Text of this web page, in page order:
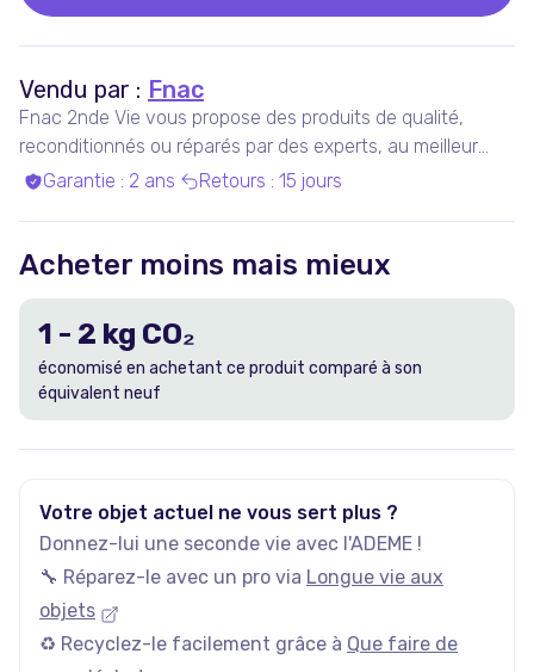
Vendu par : Fnac
Fnac 2nde Vie vous propose des produits de qualité,
reconditionnés ou réparés par des experts, au meilleur
prix.Garantie : 2 ans Retours : 15 jours
Acheter moins mais mieux
1 - 2 kg CO₂
économisé en achetant ce produit comparé à son
équivalent neuf
Votre objet actuel ne vous sert plus ?
Donnez-lui une seconde vie avec l'ADEME !
🔧 Réparez-le avec un pro via Longue vie aux
objets
♻️ Recyclez-le facilement grâce à Que faire de